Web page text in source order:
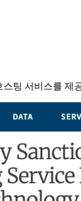
팅 서비스를